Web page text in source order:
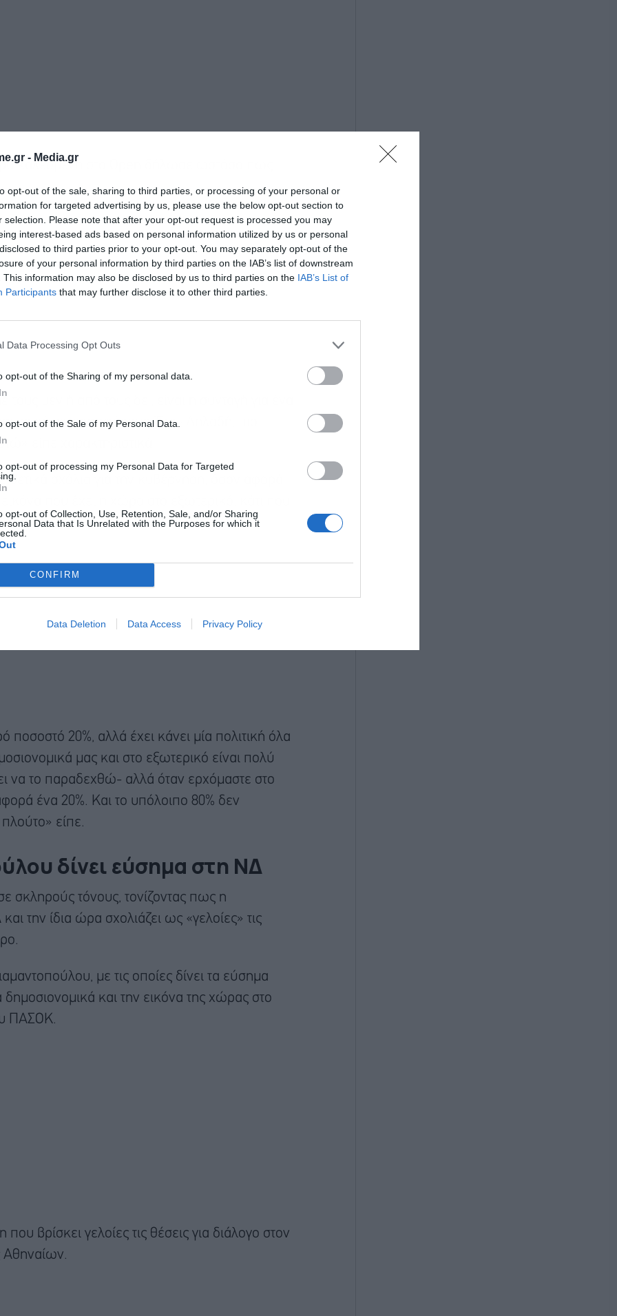
- Media.gr
opt-out of the sale, sharing to third parties, or processing of your personal or
for targeted advertising by us, please use the below opt-out section to
selection. Please note that after your opt-out request is processed you may
interest-based ads based on personal information utilized by us or personal
to third parties prior to your opt-out. You may separately opt-out of the
of your personal information by third parties on the IAB’s list of downstream
This information may also be disclosed by us to third parties on the IAB’s List of
Participants that may further disclose it to other third parties.
Data Processing Opt Outs
opt-out of the Sharing of my personal data.
opt-out of the Sale of my Personal Data.
opt-out of processing my Personal Data for Targeted
opt-out of Collection, Use, Retention, Sale, and/or Sharing
Data that Is Unrelated with the Purposes for which it
CONFIRM
Data Deletion Data Access Privacy Policy
καλεσμένη στο Open δήλωσε ωστόσο πως
μεν ή από τους δε’, είναι η συνταγή για ένα
να χάνει ψηφοφόρους. Έτσι; Δηλαδή, πιο
είπε χαρακτηριστικά.
σχόλια για την κυβέρνηση, όσον αφορά
που έχει η χώρα στο εξωτερικό, κάτι που
Αθηναίων.
ποσοστό 20%, αλλά έχει κάνει μία πολιτική όλα
μας και στο εξωτερικό είναι πολύ
να το παραδεχθώ- αλλά όταν ερχόμαστε στο
ένα 20%. Και το υπόλοιπο 80% δεν
είπε.
δίνει εύσημα στη ΝΔ
σκληρούς τόνους, τονίζοντας πως η
την ίδια ώρα σχολιάζει ως «γελοίες» τις
με τις οποίες δίνει τα εύσημα
και την εικόνα της χώρας στο
ΠΑΣΟΚ.
βρίσκει γελοίες τις θέσεις για διάλογο στον
Αθηναίων.